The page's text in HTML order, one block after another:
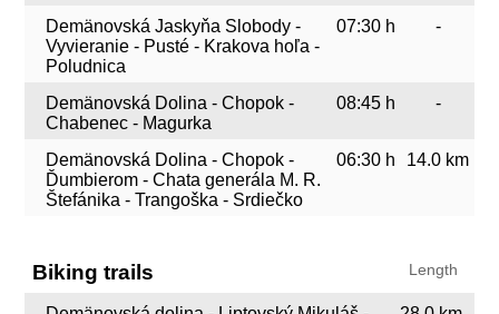
Demänovská Jaskyňa Slobody -
Vyvieranie - Pusté - Krakova hoľa -
Poludnica
07:30 h -
Demänovská Dolina - Chopok -
Chabenec - Magurka
08:45 h -
Demänovská Dolina - Chopok -
Ďumbierom - Chata generála M. R.
Štefánika - Trangoška - Srdiečko
06:30 h 14.0 km
Biking trails Length